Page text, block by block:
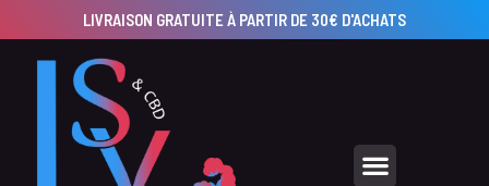
LIVRAISON GRATUITE À PARTIR DE 30€ D'ACHATS